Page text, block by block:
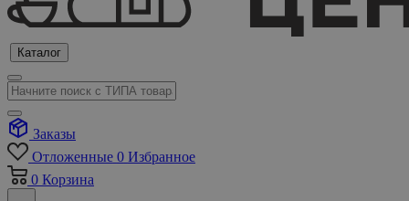
Каталог
Заказы
Отложенные 0 Избранное
0 Корзина